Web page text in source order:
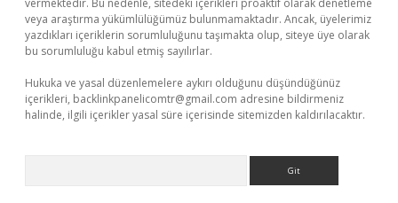
vermektedir. Bu nedenle, sitedeki içerikleri proaktif olarak denetleme
veya araştırma yükümlülüğümüz bulunmamaktadır. Ancak, üyelerimiz
yazdıkları içeriklerin sorumluluğunu taşımakta olup, siteye üye olarak
bu sorumluluğu kabul etmiş sayılırlar.
Hukuka ve yasal düzenlemelere aykırı olduğunu düşündüğünüz
içerikleri, backlinkpanelicomtr@gmail.com adresine bildirmeniz
halinde, ilgili içerikler yasal süre içerisinde sitemizden kaldırılacaktır.